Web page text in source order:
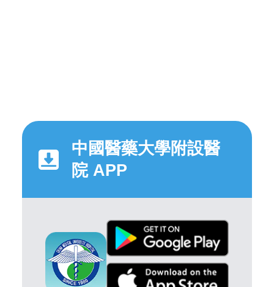
中國醫藥大學附設醫
院 APP